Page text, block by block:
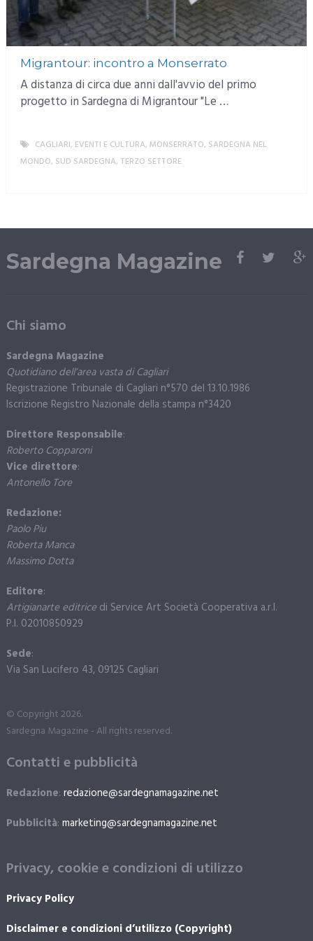
Migrantour: incontro a Monserrato
A distanza di circa due anni dall'avvio del primo
progetto in Sardegna di Migrantour "Le …
CAGLIARI, EVENTI E CULTURA, MONSERRATO, SARDEGNA NEL
MONDO, SUD SARDEGNA, TERZO SETTORE
Sardegna Magazine
Chi siamo
Sardegna Magazine
Quotidiano dell’area vasta di Cagliari
Registrazione Tribunale di Cagliari n°570 del 13.10.1986
Iscrizione Registro Nazionale della stampa n°3420
Direttore Responsabile:
Roberto Copparoni
Vice direttore:
Antonello Tore
Redazione:
Paolo Piu
Roberta Manca
Massimo Dotta
Editore:
Artigianarte editricedi Service Art Società Cooperativa a.r.l.
P.I. 02010850929
Sede:
Via San Lucifero 43, 09125 Cagliari
© Copyright 2026.
Sardegna Magazine - All rights reserved.
Contatti e pubblicità
Redazione: redazione@sardegnamagazine.net
Pubblicità: marketing@sardegnamagazine.net
Privacy, cookie e condizioni di utilizzo
Privacy Policy
Disclaimer e condizioni d’utilizzo (Copyright)